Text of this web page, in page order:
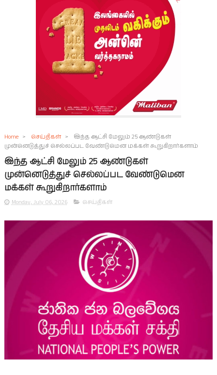
Home > செய்திகள் >
இந்த ஆட்சி மேலும் 25 ஆண்டுகள்
முன்னெடுத்துச் செல்லப்பட வேண்டுமென மக்கள் கூறுகிறார்களாம்
இந்த ஆட்சி மேலும் 25 ஆண்டுகள்
முன்னெடுத்துச் செல்லப்பட வேண்டுமென
மக்கள் கூறுகிறார்களாம்
Monday, July 06, 2026 செய்திகள்